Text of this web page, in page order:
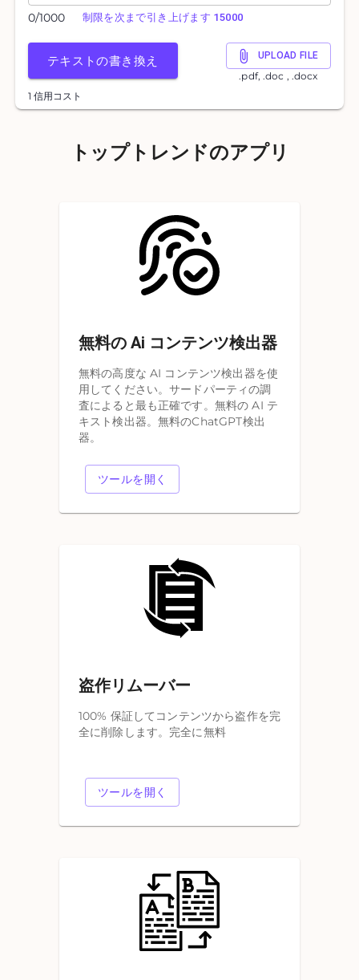
0/1000 制限を次まで引き上げます 15000
テキストの書き換え UPLOAD FILE
.pdf, .doc , .docx
1 信用コスト
トップトレンドのアプリ
無料の Ai コンテンツ検出器
無料の高度な AI コンテンツ検出器を使
用してください。サードパーティの調
査によると最も正確です。無料の AI テ
キスト検出器。無料のChatGPT検出
器。
ツールを開く
盗作リムーバー
100% 保証してコンテンツから盗作を完
全に削除します。完全に無料
ツールを開く